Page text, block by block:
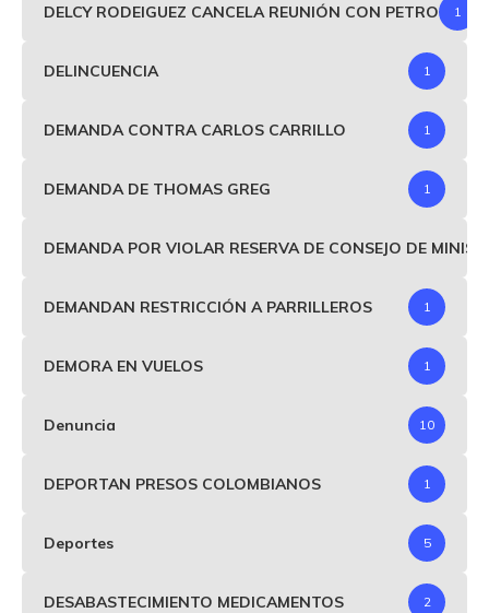
DELCY RODEIGUEZ CANCELA REUNIÓN CON PETRO 1
DELINCUENCIA 1
DEMANDA CONTRA CARLOS CARRILLO 1
DEMANDA DE THOMAS GREG 1
DEMANDA POR VIOLAR RESERVA DE CONSEJO DE
DEMANDAN RESTRICCIÓN A PARRILLEROS 1
DEMORA EN VUELOS 1
Denuncia 10
DEPORTAN PRESOS COLOMBIANOS 1
Deportes 5
DESABASTECIMIENTO MEDICAMENTOS 2